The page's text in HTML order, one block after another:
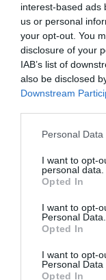
interest-based ads
us or personal
your opt-out. You
disclosure of your
IAB’s list of
also be disclosed
Downstream
Please note that
not limited to your
grant or deny
use your data for
consent section.
Personal
I want to opt-
personal data.
Opted In
I want to opt-
Personal Data.
Opted In
I want to opt-
Personal Data
Opted In
Auto Bild nyári
2026. július 24.
A szakemberek a
50 különböző
vetették alá őket.